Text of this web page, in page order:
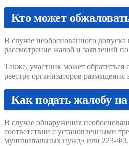
Кто может
В случае необоснованного
рассмотрение жалоб и заявлений
Также, участник может обратиться
реестре организаторов
Как подать жалобу
В случае обнаружения
соответствии с установленными
муниципальных нужд» или 223-ФЗ.